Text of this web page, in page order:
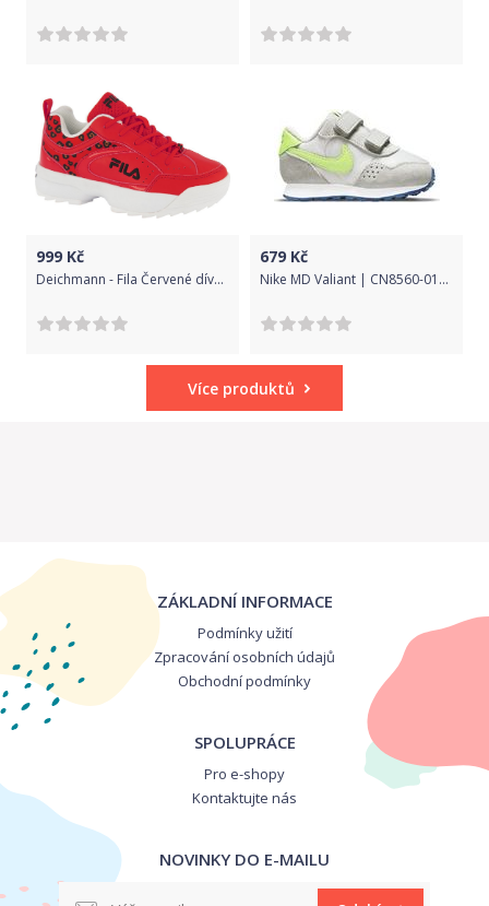
999 Kč
Deichmann - Fila Červené dívčí chunky tenisky Fila se zvířecím vzorem 31 červená
679 Kč
Nike MD Valiant | CN8560-015 | Béžová | 21
Více produktů
ZÁKLADNÍ INFORMACE
Podmínky užití
Zpracování osobních údajů
Obchodní podmínky
SPOLUPRÁCE
Pro e-shopy
Kontaktujte nás
NOVINKY DO E-MAILU